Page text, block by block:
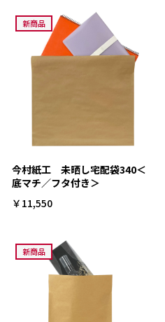
新商品
今村紙工 未晒し宅配袋340＜
底マチ／フタ付き＞
￥11,550
新商品